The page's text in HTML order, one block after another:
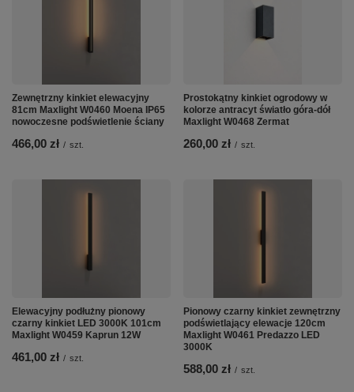
Zewnętrzny kinkiet elewacyjny
81cm Maxlight W0460 Moena IP65
nowoczesne podświetlenie ściany
466,00 zł / szt.
Prostokątny kinkiet ogrodowy w
kolorze antracyt światło góra-dół
Maxlight W0468 Zermat
260,00 zł / szt.
Elewacyjny podłużny pionowy
czarny kinkiet LED 3000K 101cm
Maxlight W0459 Kaprun 12W
461,00 zł / szt.
Pionowy czarny kinkiet zewnętrzny
podświetlający elewacje 120cm
Maxlight W0461 Predazzo LED
3000K
588,00 zł / szt.